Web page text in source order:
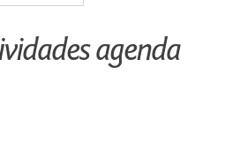
agenda